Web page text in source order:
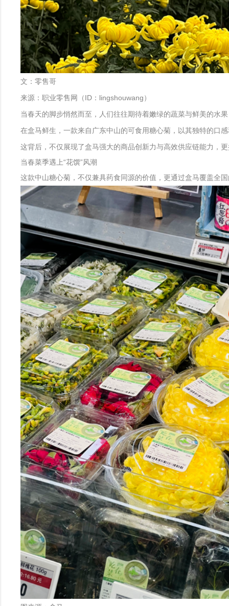
文：零售哥
来源：职业零售网（ID：lingshouwang）
当春天的脚步悄然而至，人们往往期待着嫩绿的蔬菜与鲜美的水
在盒马鲜生，一款来自广东中山的可食用糖心菊，以其独特的口
这背后，不仅展现了盒马强大的商品创新力与高效供应链能力，
当春菜季遇上“花馔”风潮
这款中山糖心菊，不仅兼具药食同源的价值，更通过盒马覆盖全